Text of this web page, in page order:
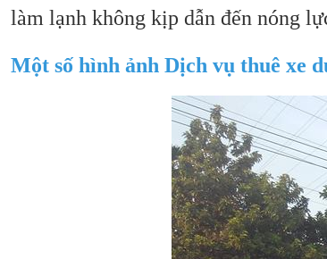
làm lạnh không kịp dẫn đến nóng
Một số hình ảnh Dịch vụ thuê xe